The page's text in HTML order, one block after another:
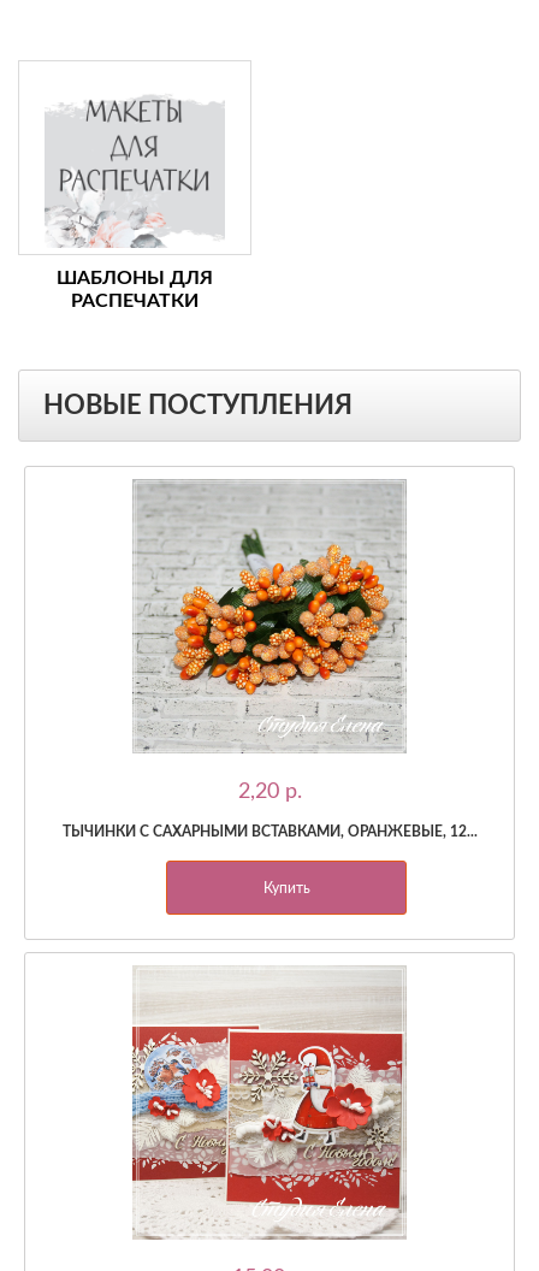
ШАБЛОНЫ ДЛЯ
РАСПЕЧАТКИ
НОВЫЕ ПОСТУПЛЕНИЯ
2,20 p.
ТЫЧИНКИ С САХАРНЫМИ ВСТАВКАМИ, ОРАНЖЕВЫЕ, 12...
Купить